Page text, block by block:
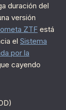
duración del
versión
ZTF está
el Sistema
por la
cayendo